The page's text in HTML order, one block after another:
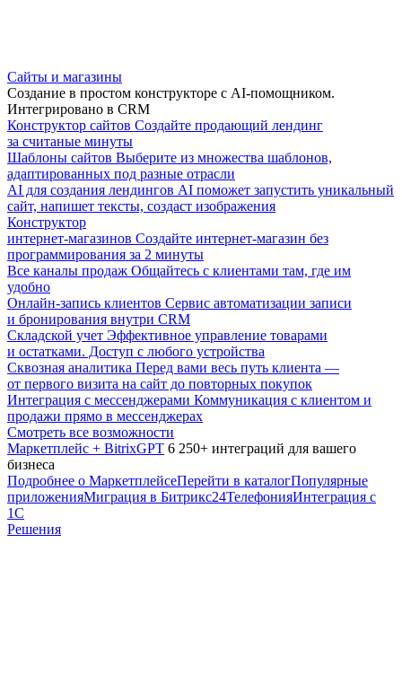
Сайты и магазины
Создание в простом конструкторе с AI-помощником.
Интегрировано в CRM
Конструктор сайтов Создайте продающий лендинг
за считаные минуты
Шаблоны сайтов Выберите из множества шаблонов,
адаптированных под разные отрасли
AI для создания лендингов AI поможет запустить уникальный
сайт, напишет тексты, создаст изображения
Конструктор
интернет-магазинов Создайте интернет-магазин без
программирования за 2 минуты
Все каналы продаж Общайтесь с клиентами там, где им
удобно
Онлайн-запись клиентов Сервис автоматизации записи
и бронирования внутри CRM
Складской учет Эффективное управление товарами
и остатками. Доступ с любого устройства
Сквозная аналитика Перед вами весь путь клиента —
от первого визита на сайт до повторных покупок
Интеграция с мессенджерами Коммуникация с клиентом и
продажи прямо в мессенджерах
Смотреть все возможности
Маркетплейс + BitrixGPT 6 250+ интеграций для вашего
бизнеса
Подробнее о МаркетплейсеПерейти в каталогПопулярные
приложенияМиграция в Битрикс24ТелефонияИнтеграция с
1С
Решения